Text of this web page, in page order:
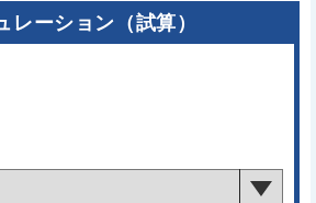
レーション（試算）